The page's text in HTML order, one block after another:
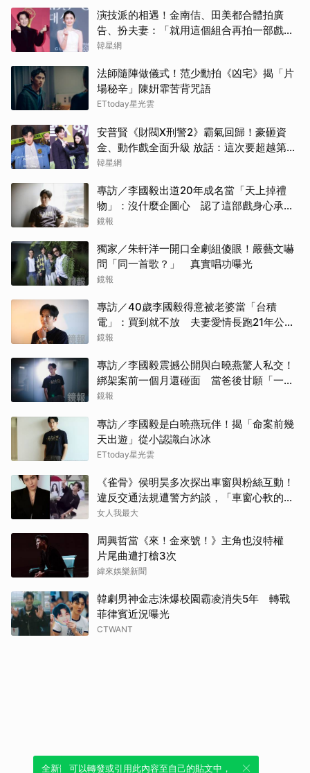
演技派的相遇！金南佶、田美都合體拍廣
告、扮夫妻：「就用這個組合再拍一部戲劇
吧」
韓星網
法師隨陣做儀式！范少勳拍《凶宅》揭「片
場秘辛」陳姸霏苦背咒語
ETtoday星光雲
安普賢《財閥X刑警2》霸氣回歸！豪砸資
金、動作戲全面升級 放話：這次要超越第一
季
韓星網
專訪／李國毅出道20年成名當「天上掉禮
物」：沒什麼企圖心 認了這部戲身心承受
壓力最大
鏡報
獨家／朱軒洋一開口全劇組傻眼！嚴藝文嚇
問「同一首歌？」 真實唱功曝光
鏡報
專訪／40歲李國毅得意被老婆當「台積
電」：買到就不放 夫妻愛情長跑21年公開
「不受誘惑」原因
鏡報
專訪／李國毅震撼公開與白曉燕驚人私交！
綁架案前一個月還碰面 當爸後甘願「一輩
子」親自接送小孩
鏡報
專訪／李國毅是白曉燕玩伴！揭「命案前幾
天出遊」從小認識白冰冰
ETtoday星光雲
《雀骨》侯明昊多次探出車窗與粉絲互動！
違反交通法規遭警方約談，「車窗心軟的
神」上熱搜
女人我最大
周興哲當《來！金來號！》主角也沒特權
片尾曲遭打槍3次
緯來娛樂新聞
韓劇男神金志洙爆校園霸凌消失5年 轉戰
菲律賓近況曝光
CTWANT
全新體驗！一鍵引用此內容，透過發布貼
可以轉發或引用此內容至自己的貼文中，